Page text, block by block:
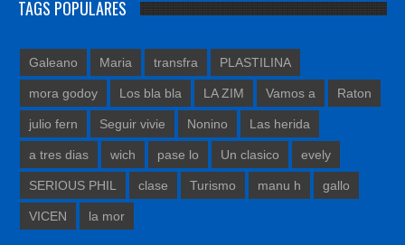
TAGS POPULARES
Galeano Maria transfra PLASTILINA
mora godoy Los bla bla LA ZIM Vamos a Raton
julio fern Seguir vivie Nonino Las herida
a tres dias wich pase lo Un clasico evely
SERIOUS PHIL clase Turismo manu h gallo
VICEN la mor